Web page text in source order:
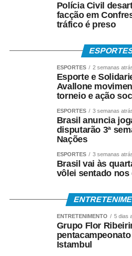
Polícia Civil
facção em
tráfico é preso
ESPORTES 2 semanas
Esporte e
Avallone
torneio e ação
ESPORTES 3 semanas
Brasil anuncia
disputarão 3ª
Nações
ESPORTES 3 semanas
Brasil vai às
vôlei sentado
ENTRETENIMENTO 5 dias
Grupo Flor
Istambul